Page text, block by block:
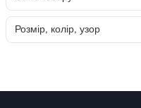
Розмір, колір, узор